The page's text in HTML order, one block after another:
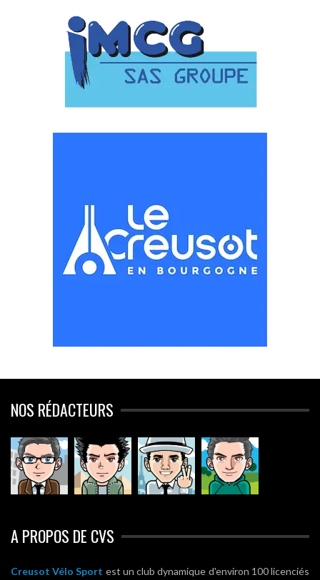
NOS RÉDACTEURS
A PROPOS DE CVS
Creusot Vélo Sport est un club dynamique d'environ 100 licenciés